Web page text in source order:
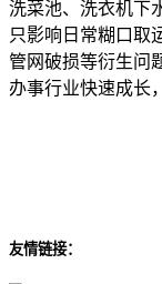
洗菜池、洗衣机下
只影响日常糊口取
管网破损等衍生问
办事行业快速成长
友情链接：